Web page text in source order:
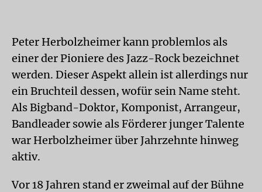
Peter Herbolzheimer kann problemlos als
einer der Pioniere des Jazz-Rock bezeichnet
werden. Dieser Aspekt allein ist allerdings nur
ein Bruchteil dessen, wofür sein Name steht.
Als Bigband-Doktor, Komponist, Arrangeur,
Bandleader sowie als Förderer junger Talente
war Herbolzheimer über Jahrzehnte hinweg
aktiv.
Vor 18 Jahren stand er zweimal auf der Bühne